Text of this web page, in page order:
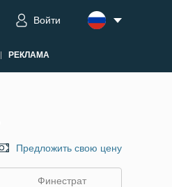
Войти
РЕКЛАМА
Предложить свою цену
Финестрат